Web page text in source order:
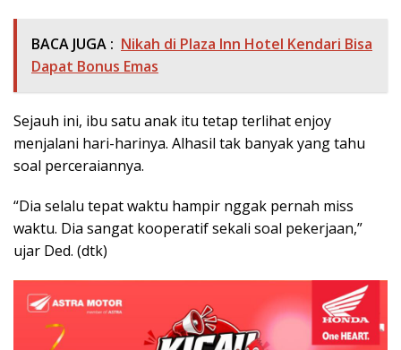
BACA JUGA : Nikah di Plaza Inn Hotel Kendari Bisa
Dapat Bonus Emas
Sejauh ini, ibu satu anak itu tetap terlihat enjoy
menjalani hari-harinya. Alhasil tak banyak yang tahu
soal perceraiannya.
“Dia selalu tepat waktu hampir nggak pernah miss
waktu. Dia sangat kooperatif sekali soal pekerjaan,”
ujar Ded. (dtk)